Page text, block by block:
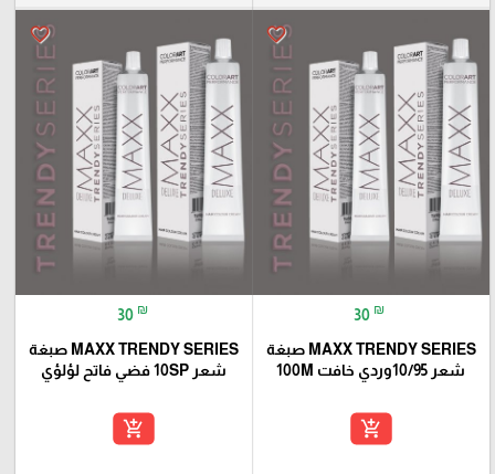
favorite_border
30 ₪
MAXX TRENDY SERIES صبغة
شعر 10/95وردي خافت 100M
add_shopping_cart
favorite_border
30 ₪
MAXX TRENDY SERIES صبغة
شعر 10SP فضي فاتح لؤلؤي
add_shopping_cart